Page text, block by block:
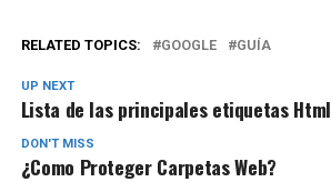
RELATED TOPICS: GOOGLE GUÍA
UP NEXT
Lista de las principales etiquetas Html
DON'T MISS
¿Como Proteger Carpetas Web?